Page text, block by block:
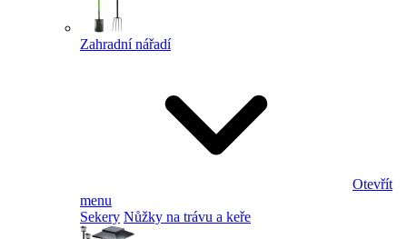
Zahradní nářadí
Otevřít
menu
Sekery Nůžky na trávu a keře